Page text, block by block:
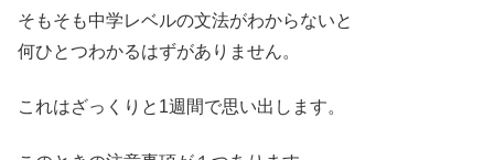
そもそも中学レベルの文法がわからないと
何ひとつわかるはずがありません。
これはざっくりと1週間で思い出します。